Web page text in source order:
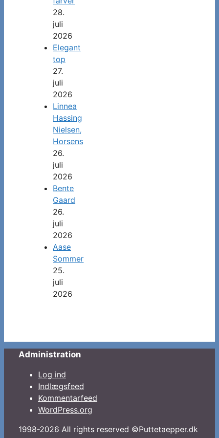
28.
juli
2026
Elegant
top
27.
juli
2026
Linnea
Hassing
Nielsen,
Horsens
26.
juli
2026
Bente
Gaard
26.
juli
2026
Aase
Sommer
25.
juli
2026
Administration
Log ind
Indlægsfeed
Kommentarfeed
WordPress.org
1998-2026 All rights reserved ©Puttetaepper.dk